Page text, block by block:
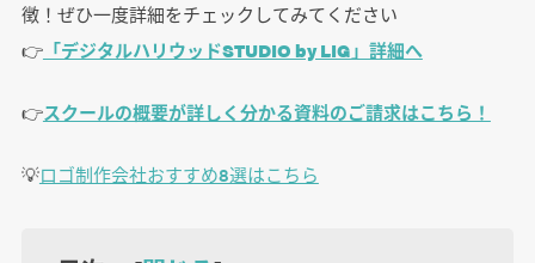
徴！ぜひ一度詳細をチェックしてみてください
👉「デジタルハリウッドSTUDIO by LIG」詳細へ
👉スクールの概要が詳しく分かる資料のご請求はこちら！
💡ロゴ制作会社おすすめ8選はこちら